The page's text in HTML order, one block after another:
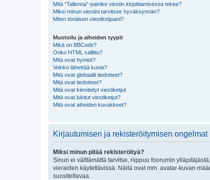
Mitä “Tallenna”-painike viestin kirjoittamisessa tekee?
Miksi minun viestini tarvitsee hyväksynnän?
Miten tönäisen viestiketjuani?
Muotoilu ja aiheiden tyypit
Mikä on BBCode?
Onko HTML sallittu?
Mitä ovat hymiöt?
Voinko lähettää kuvia?
Mitä ovat globaalit tiedotteet?
Mitä ovat tiedotteet?
Mitä ovat kiinnitetyt viestiketjut
Mitä ovat lukitut viestiketjut?
Mitä ovat aiheiden kuvakkeet?
Kirjautumisen ja rekisteröitymisen ongelmat
Miksi minun pitää rekisteröityä?
Sinun ei välttämättä tarvitse, riippuu foorumin
vieraiden käytettävissä. Näitä ovat mm. avatar-kuvan
suositeltavaa.